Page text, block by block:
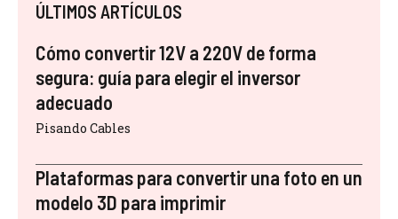
ÚLTIMOS ARTÍCULOS
Cómo convertir 12V a 220V de forma
segura: guía para elegir el inversor
adecuado
Pisando Cables
Plataformas para convertir una foto en un
modelo 3D para imprimir